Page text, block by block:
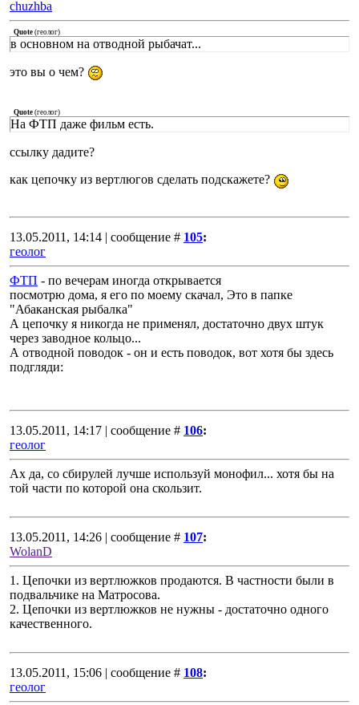
chuzhba
Quote (геолог)
в основном на отводной рыбачат...
это вы о чем?
Quote (геолог)
На ФТП даже фильм есть.
ссылку дадите?
как цепочку из вертлюгов сделать подскажете?
13.05.2011, 14:14 | сообщение # 105:
геолог
ФТП - по вечерам иногда открывается
посмотрю дома, я его по моему скачал, Это в папке
"Абаканская рыбалка"
А цепочку я никогда не применял, достаточно двух штук
через заводное кольцо...
А отводной поводок - он и есть поводок, вот хотя бы здесь
подгляди:
13.05.2011, 14:17 | сообщение # 106:
геолог
Ах да, со сбирулей лучше используй монофил... хотя бы на
той части по которой она скользит.
13.05.2011, 14:26 | сообщение # 107:
WolanD
1. Цепочки из вертлюжков продаются. В частности были в
подвальчике на Матросова.
2. Цепочки из вертлюжков не нужны - достаточно одного
качественного.
13.05.2011, 15:06 | сообщение # 108:
геолог